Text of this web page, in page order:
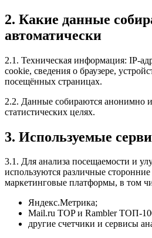
2. Какие данные
автоматически
2.1. Техническая информация: IP-
cookie, сведения о браузере,
посещённых страницах.
2.2. Данные собираются анонимно
статистических целях.
3. Используемые
3.1. Для анализа посещаемости и
используются различные
маркетинговые платформы, в том
Яндекс.Метрика;
Mail.ru TOP и Rambler ТОП-
другие счетчики и сервисы